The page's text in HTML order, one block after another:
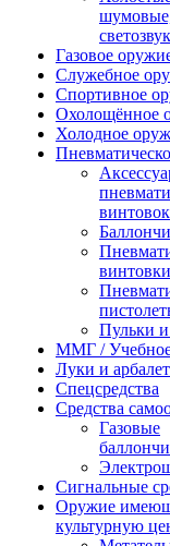
Газовое
Служебное
Спортивное
Охолощённое
Холодное
винтовок
винтовки
Пульки
ММГ /
Луки и
Спецсредства
Средства
Газовые
Сигнальные
Оружие
культурную